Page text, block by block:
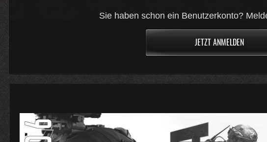
Sie haben schon ein Benutzerkonto?
JETZT ANMELDEN